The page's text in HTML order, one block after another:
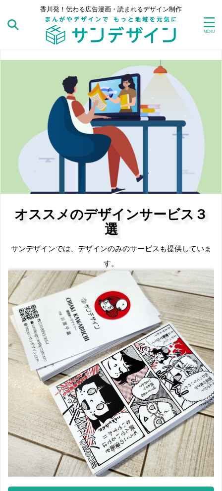
香川発！伝わる広告漫画・読まれるデザイン制作
当サイトにご訪問ありがとうございます。
サイト内の検索はコチラ
カワブチチアキ｜制作関連書籍
桃太郎電鉄で学ぶ日本と世界の職業
攻略 マンガ・クイズつき【1000円
以上送料無料】
価格：1,650円（税込、送料無料)
(2025/4/27時点)
楽天で購入
【楽天ブックス限定特典】マンガ・
クイズつき『桃太郎電鉄2』で学ぶ
47都道府県地理・歴史攻略 東日本
編
価格：1,760円（税込、送料無料)
オススメのデザインサービス３
選
サンデザインでは、デザインのみのサービスも提供していま
す。